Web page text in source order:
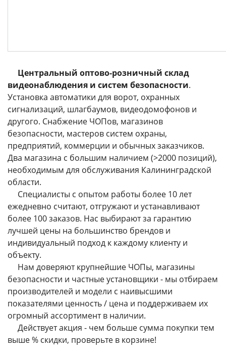
Центральный оптово-розничный склад
видеонаблюдения и систем безопасности.
Установка автоматики для ворот, охранных
сигнализаций, шлагбаумов, видеодомофонов и
другого. Снабжение ЧОПов, магазинов
безопасности, мастеров систем охраны,
предприятий, коммерции и обычных заказчиков.
Два магазина с большим наличием (>2000 позиций),
необходимым для обслуживания Калининградской
области.
Специалисты с опытом работы более 10 лет
ежедневно считают, отгружают и устанавливают
более 100 заказов. Нас выбирают за гарантию
лучшей цены на большинство брендов и
индивидуальный подход к каждому клиенту и
объекту.
Нам доверяют крупнейшие ЧОПы, магазины
безопасности и частные установщики - мы отбираем
производителей и модели с наивысшими
показателями ценность / цена и поддерживаем их
огромный ассортимент в наличии.
Действует акция - чем больше сумма покупки тем
выше % скидки, проверьте в корзине!